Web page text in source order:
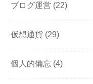
ブログ運営 (22)
仮想通貨 (29)
個人的備忘 (4)